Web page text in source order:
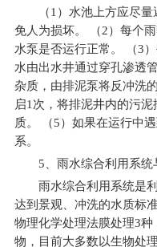
（1）水池上方应尽
免人为损坏。 （2）每个
水泵是否运行正常。 （3
水由出水井通过穿孔渗透
杂质，由排泥泵将反冲洗
启1次，将排泥井内的污
质。 （5）如果在运行中
系。
5 、雨水综合利用系
雨水综合利用系统是
达到景观、冲洗的水质标
物理化学处理法膜处理3
物，目前大多数以生物处